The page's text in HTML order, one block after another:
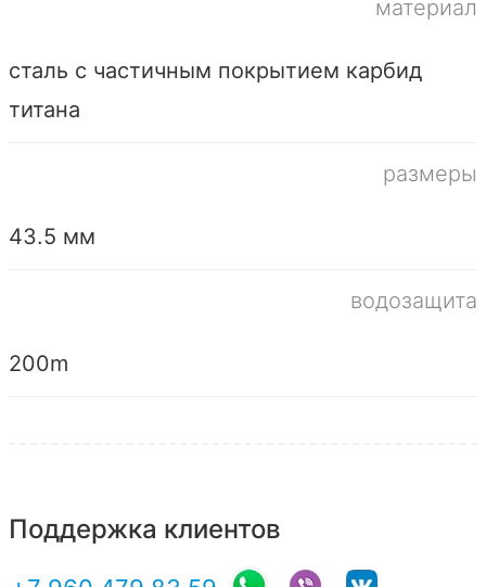
материал
сталь с частичным покрытием карбид
титана
размеры
43.5 мм
водозащита
200m
Поддержка клиентов